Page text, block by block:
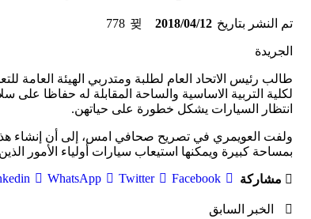
تم النشر بتاريخ 2018/04/12
الجريدة
لكلية التربية الاساسية والساحة المقابلة له حفاظا على
انتظار السيارات يشكل خطورة على حياتهن.
ولفت العويمري في تصريح صحافي امس، إلى أن إنشاء هذا
بمساحة كبيرة ويمكنها استيعاب سيارات أولياء الأمور
مشاركة Facebook
Twitter
WhatsApp
الخبر السابق